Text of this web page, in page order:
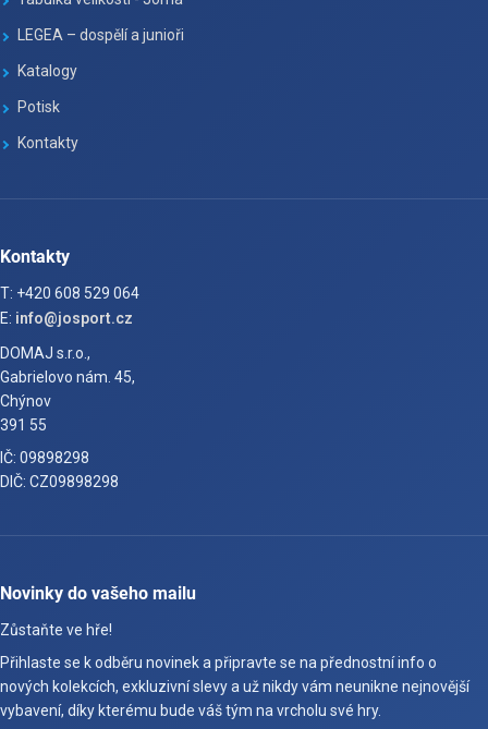
LEGEA – dospělí a junioři
Katalogy
Potisk
Kontakty
Kontakty
T: +420 608 529 064
E: info@josport.cz
DOMAJ s.r.o.,
Gabrielovo nám. 45,
Chýnov
391 55
IČ: 09898298
DIČ: CZ09898298
Novinky do vašeho mailu
Zůstaňte ve hře!
Přihlaste se k odběru novinek a připravte se na přednostní info o
nových kolekcích, exkluzivní slevy a už nikdy vám neunikne nejnovější
vybavení, díky kterému bude váš tým na vrcholu své hry.